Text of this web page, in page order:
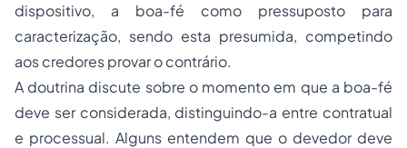
dispositivo, a boa-fé como pressuposto para
caracterização, sendo esta presumida, competindo
aos credores provar o contrário.
A doutrina discute sobre o momento em que a boa-fé
deve ser considerada, distinguindo-a entre contratual
e processual. Alguns entendem que o devedor deve